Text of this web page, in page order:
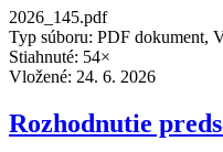
2026_145.pdf
Typ súboru: PDF dokument,
Stiahnuté: 54×
Vložené: 24. 6. 2026
Rozhodnutie